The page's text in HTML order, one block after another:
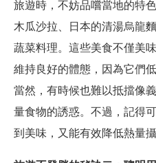
旅遊時，不妨品嚐當地的特
木瓜沙拉、日本的清湯烏龍
蔬菜料理。這些美食不僅美
維持良好的體態，因為它們
當然，有時候也難以抵擋像
量食物的誘惑。不過，記得
到美味，又能有效降低熱量攝